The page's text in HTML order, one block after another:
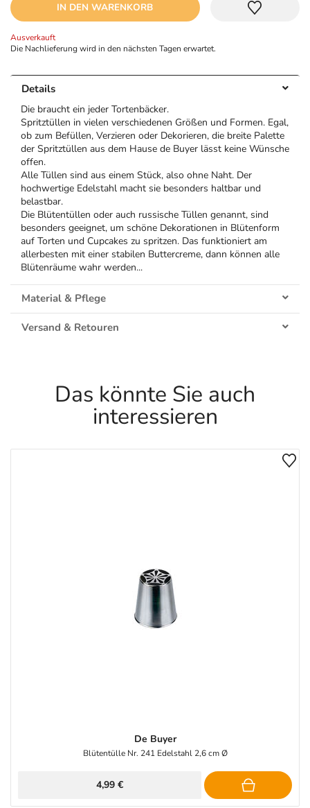
IN DEN WARENKORB
Ausverkauft
Die Nachlieferung wird in den nächsten Tagen erwartet.
Details
Die braucht ein jeder Tortenbäcker.
Spritztüllen in vielen verschiedenen Größen und Formen. Egal,
ob zum Befüllen, Verzieren oder Dekorieren, die breite Palette
der Spritztüllen aus dem Hause de Buyer lässt keine Wünsche
offen.
Alle Tüllen sind aus einem Stück, also ohne Naht. Der
hochwertige Edelstahl macht sie besonders haltbar und
belastbar.
Die Blütentüllen oder auch russische Tüllen genannt, sind
besonders geeignet, um schöne Dekorationen in Blütenform
auf Torten und Cupcakes zu spritzen. Das funktioniert am
allerbesten mit einer stabilen Buttercreme, dann können alle
Blütenräume wahr werden...
Material & Pflege
Versand & Retouren
Das könnte Sie auch
interessieren
De Buyer
Blütentülle Nr. 241 Edelstahl 2,6 cm Ø
4,99 €